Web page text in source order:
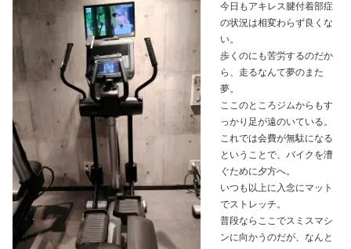
今日もアキレス腱付着部症
の状況は相変わらず良くな
い。
歩くのにも苦労するのだか
ら、走るなんて夢のまた
夢。
ここのところジムからもす
っかり足が遠のいている。
これでは会費が無駄になる
ということで、バイクを漕
ぐために夕方へ。
いつも以上に入念にマット
でストレッチ。
普段ならここでスミスマシ
ンに向かうのだが、なんと